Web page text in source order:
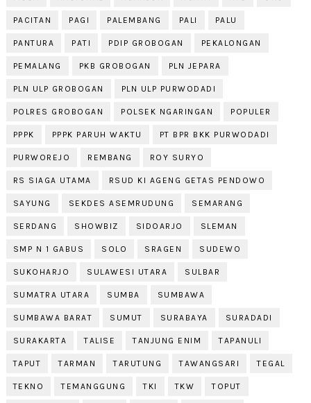
PACITAN PAGI PALEMBANG PALI PALU
PANTURA PATI PDIP GROBOGAN PEKALONGAN
PEMALANG PKB GROBOGAN PLN JEPARA
PLN ULP GROBOGAN PLN ULP PURWODADI
POLRES GROBOGAN POLSEK NGARINGAN POPULER
PPPK PPPK PARUH WAKTU PT BPR BKK PURWODADI
PURWOREJO REMBANG ROY SURYO
RS SIAGA UTAMA RSUD KI AGENG GETAS PENDOWO
SAYUNG SEKDES ASEMRUDUNG SEMARANG
SERDANG SHOWBIZ SIDOARJO SLEMAN
SMP N 1 GABUS SOLO SRAGEN SUDEWO
SUKOHARJO SULAWESI UTARA SULBAR
SUMATRA UTARA SUMBA SUMBAWA
SUMBAWA BARAT SUMUT SURABAYA SURADADI
SURAKARTA TALISE TANJUNG ENIM TAPANULI
TAPUT TARMAN TARUTUNG TAWANGSARI TEGAL
TEKNO TEMANGGUNG TKI TKW TOPUT